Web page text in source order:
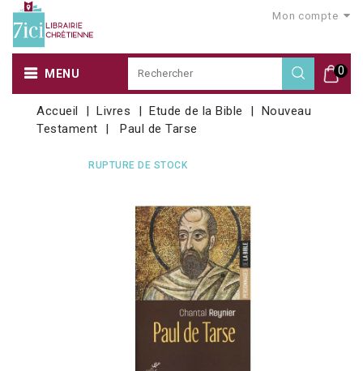
Mon compte
0
MENU
Accueil Livres Etude de la Bible
Nouveau
Testament
Paul de Tarse
RUPTURE DE STOCK